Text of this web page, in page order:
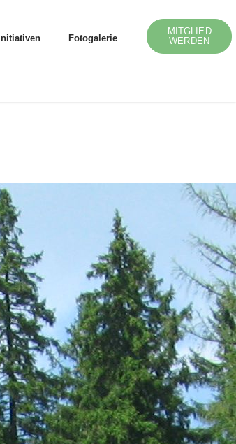
Initiativen Fotogalerie
MITGLIED
WERDEN